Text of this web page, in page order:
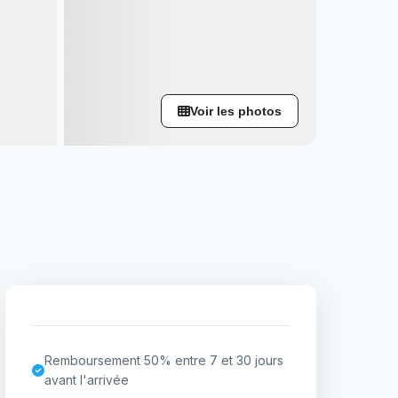
Voir les photos
Remboursement 50% entre 7 et 30 jours
avant l'arrivée